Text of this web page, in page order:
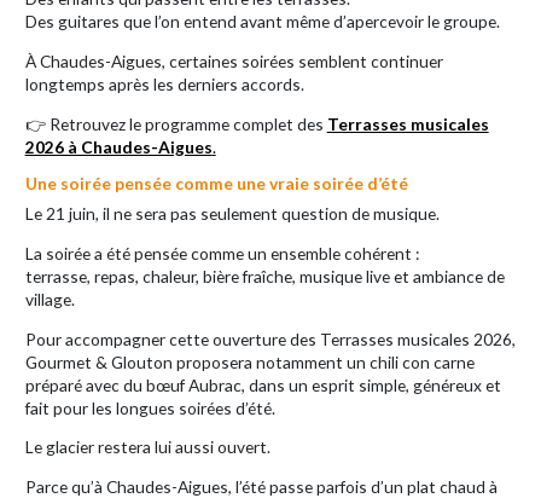
Des guitares que l’on entend avant même d’apercevoir le groupe.
À Chaudes-Aigues, certaines soirées semblent continuer
longtemps après les derniers accords.
👉 Retrouvez le programme complet des Terrasses musicales
2026 à Chaudes-Aigues.
Une soirée pensée comme une vraie soirée d’été
Le 21 juin, il ne sera pas seulement question de musique.
La soirée a été pensée comme un ensemble cohérent :
terrasse, repas, chaleur, bière fraîche, musique live et ambiance de
village.
Pour accompagner cette ouverture des Terrasses musicales 2026,
Gourmet & Glouton proposera notamment un chili con carne
préparé avec du bœuf Aubrac, dans un esprit simple, généreux et
fait pour les longues soirées d’été.
Le glacier restera lui aussi ouvert.
Parce qu’à Chaudes-Aigues, l’été passe parfois d’un plat chaud à